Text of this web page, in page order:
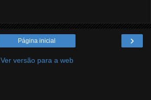
›
Página inicial
Ver versão para a web